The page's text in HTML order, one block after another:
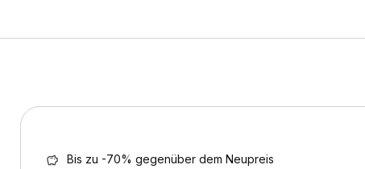
Bis zu -70% gegenüber dem Neupreis